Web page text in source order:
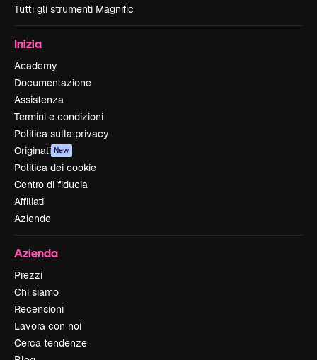
Tutti gli strumenti Magnific
Inizia
Academy
Documentazione
Assistenza
Termini e condizioni
Politica sulla privacy
Originali New
Politica dei cookie
Centro di fiducia
Affiliati
Aziende
Azienda
Prezzi
Chi siamo
Recensioni
Lavora con noi
Cerca tendenze